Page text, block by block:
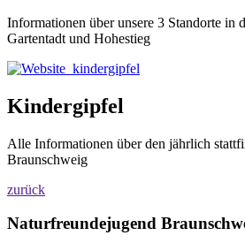
Informationen über unsere 3 Standorte in
Gartentadt und Hohestieg
Kindergipfel
Alle Informationen über den jährlich
Braunschweig
zurück
Naturfreundejugend